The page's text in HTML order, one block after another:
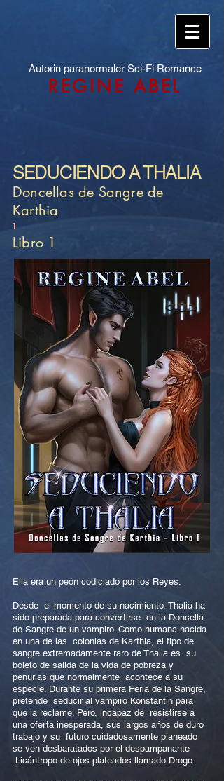
Autorin paranormaler Sci-Fi Romance
REGINE ABEL
SEDUCIENDO A THALIA
Doncellas de Sangre de
Karthia
1
Libro 1
Ella era un peón codiciado por los Reyes.
Desde el momento de su nacimiento, Thalia ha
sido preparada para convertirse en la Doncella
de Sangre de un vampiro. Como humana nacida
en una de las colonias de Karthia, el tipo de
sangre extremadamente raro de Thalia es su
boleto de salida de la vida de pobreza y
penurias que normalmente acontece a su
especie. Durante su primera Feria de la Sangre,
pretende seducir al vampiro Konstantin para
que la reclame. Pero, incapaz de resistirse a
una oferta inesperada, sus largos años de duro
trabajo y su futuro cuidadosamente planeado
se ven desbaratados por el despampanante
Licántropo de ojos plateados llamado Drogo.